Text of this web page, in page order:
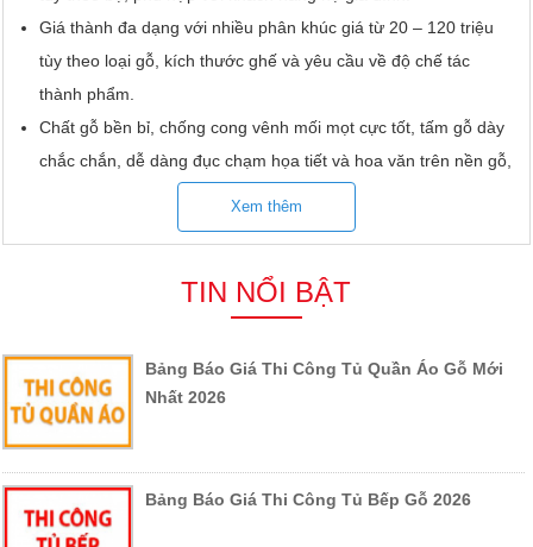
Giá thành đa dạng với nhiều phân khúc giá từ 20 – 120 triệu
tùy theo loại gỗ, kích thước ghế và yêu cầu về độ chế tác
thành phẩm.
Chất gỗ bền bỉ, chống cong vênh mối mọt cực tốt, tấm gỗ dày
chắc chắn, dễ dàng đục chạm họa tiết và hoa văn trên nền gỗ,
Nhiều kiểu hoa văn độc đáo được đục chạm tinh xảo như
chạm tứ quý… để khách hàng chọn lựa theo phong thủy & sở
Mùi hương dịu nhẹ, thân thiện với sức khỏe người dùng, có giá
trị sử dụng trong thực tế.
Độ bền cực tốt, chống cong vênh và mối mọt bền bỉ, không bị
tùy theo chất lượng loại gỗ sử dụng để sản xuất.
Hướng dẫn chọn mua & sử dụng salon gỗ
Xem thêm
TIN NỔI BẬT
Bảng Báo Giá Thi Công Tủ Quần Áo Gỗ Mới
Nhất 2026
Bảng Báo Giá Thi Công Tủ Bếp Gỗ 2026